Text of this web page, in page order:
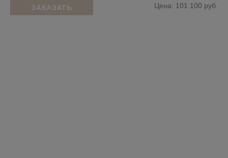
ЗАКАЗАТЬ Цена: 101 100 руб.